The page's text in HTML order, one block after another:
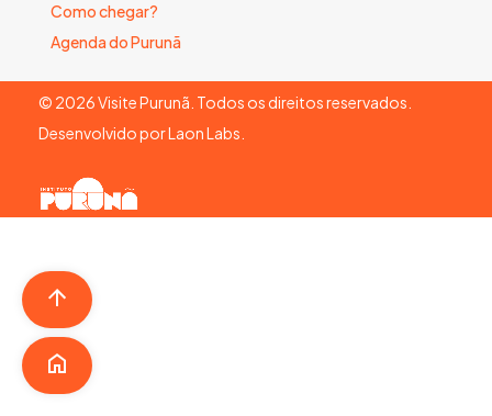
Como chegar?
Agenda do Purunã
© 2026Visite Purunã. Todos os direitos reservados.
Desenvolvido porLaon Labs